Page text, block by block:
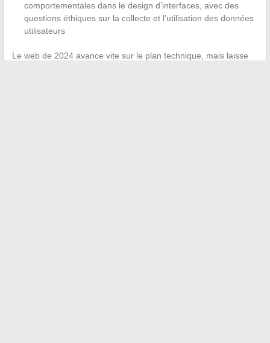
comportementales dans le design d’interfaces, avec des
questions éthiques sur la collecte et l’utilisation des données
utilisateurs
Le web de 2024 avance vite sur le plan technique, mais laisse